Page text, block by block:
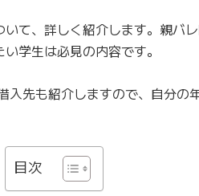
て、詳しく紹介します。親バ
学生は必見の内容です。
先も紹介しますので、自分の
目次